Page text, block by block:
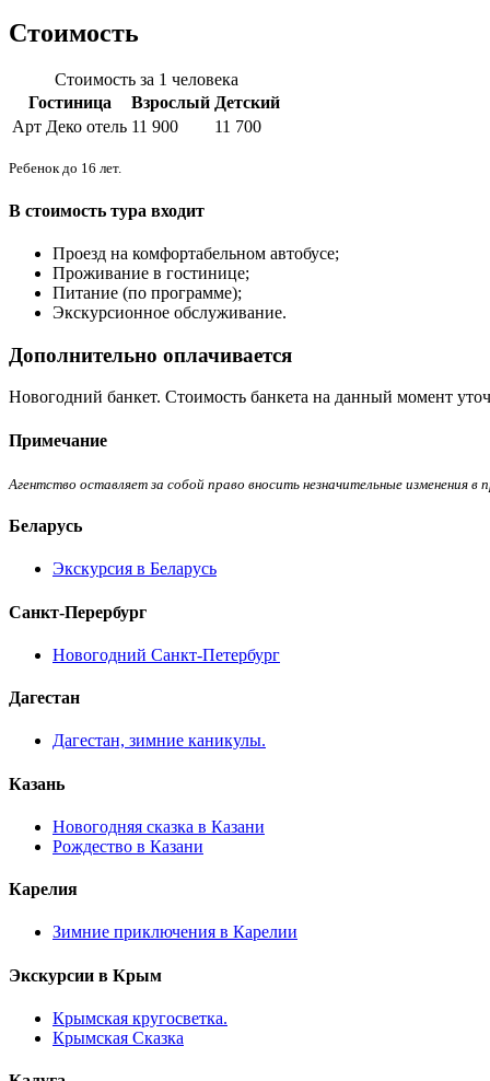
Стоимость
Стоимость за 1 человека
Гостиница
Взрослый Детский
Арт Деко отель 11 900 11 700
Ребенок до 16 лет.
В стоимость тура входит
Проезд на комфортабельном автобусе;
Проживание в гостинице;
Питание (по программе);
Экскурсионное обслуживание.
Дополнительно оплачивается
Новогодний банкет. Стоимость банкета на данный момент
Примечание
Агентство оставляет за собой право вносить незначительные изменения
Беларусь
Экскурсия в Беларусь
Санкт-Перербург
Новогодний Санкт-Петербург
Дагестан
Дагестан, зимние каникулы.
Казань
Новогодняя сказка в Казани
Рождество в Казани
Карелия
Зимние приключения в Карелии
Экскурсии в Крым
Крымская кругосветка.
Крымская Сказка